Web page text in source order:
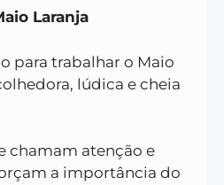
Laranja
para trabalhar o Maio
lúdica e cheia
chamam atenção e
a importância do